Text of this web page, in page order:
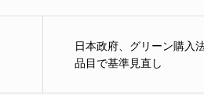
日本政府、グリーン購
品目で基準見直し